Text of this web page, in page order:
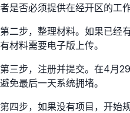
者是否必须提供在经开区的工
第二步，整理材料。如果已经
有材料需要电子版上传。
第三步，注册并提交。在4月
避免最后一天系统拥堵。
第四步，如果没有项目，开始